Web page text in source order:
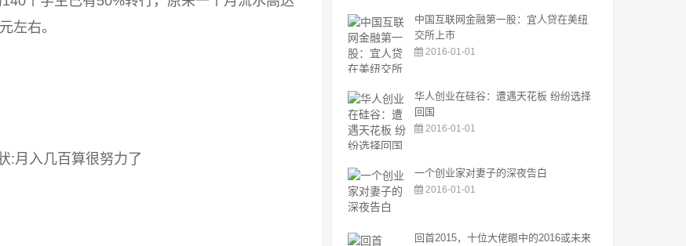
左右。
中国互联网金融第一股：宜人贷在美纽
交所上市
2016-01-01
华人创业在硅谷：遭遇天花板 纷纷选择
回国
2016-01-01
一个创业家对妻子的深夜告白
2016-01-01
回首2015，十位大佬眼中的2016或未来